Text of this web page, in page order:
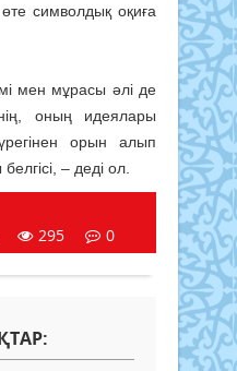
өте символдық оқиға
мен мұрасы әлі де
оның идеялары
орын алып
– деді ол.
295 0